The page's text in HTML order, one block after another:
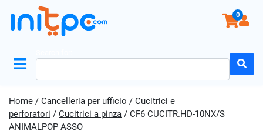
0
Home / Cancelleria per ufficio / Cucitrici e
perforatori / Cucitrici a pinza / CF6 CUCITR.HD-10NX/S
ANIMALPOP ASSO